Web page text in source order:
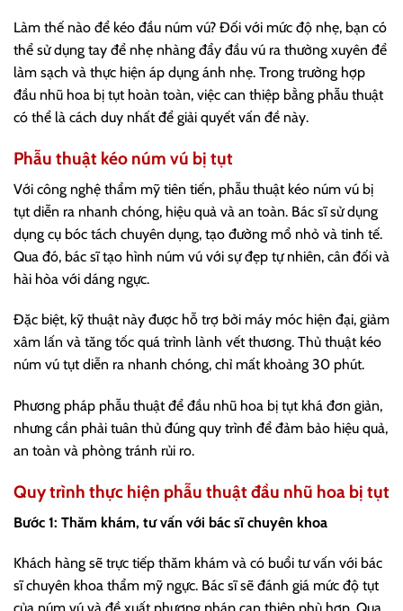
Làm thế nào để kéo đầu núm vú? Đối với mức độ nhẹ, bạn có
thể sử dụng tay để nhẹ nhàng đẩy đầu vú ra thường xuyên để
làm sạch và thực hiện áp dụng ánh nhẹ. Trong trường hợp
đầu nhũ hoa bị tụt hoàn toàn, việc can thiệp bằng phẫu thuật
có thể là cách duy nhất để giải quyết vấn đề này.
Phẫu thuật kéo núm vú bị tụt
Với công nghệ thẩm mỹ tiên tiến, phẫu thuật kéo núm vú bị
tụt diễn ra nhanh chóng, hiệu quả và an toàn. Bác sĩ sử dụng
dụng cụ bóc tách chuyên dụng, tạo đường mổ nhỏ và tinh tế.
Qua đó, bác sĩ tạo hình núm vú với sự đẹp tự nhiên, cân đối và
hài hòa với dáng ngực.
Đặc biệt, kỹ thuật này được hỗ trợ bởi máy móc hiện đại, giảm
xâm lấn và tăng tốc quá trình lành vết thương. Thủ thuật kéo
núm vú tụt diễn ra nhanh chóng, chỉ mất khoảng 30 phút.
Phương pháp phẫu thuật để đầu nhũ hoa bị tụt khá đơn giản,
nhưng cần phải tuân thủ đúng quy trình để đảm bảo hiệu quả,
an toàn và phòng tránh rủi ro.
Quy trình thực hiện phẫu thuật đầu nhũ hoa bị tụt
Bước 1: Thăm khám, tư vấn với bác sĩ chuyên khoa
Khách hàng sẽ trực tiếp thăm khám và có buổi tư vấn với bác
sĩ chuyên khoa thẩm mỹ ngực. Bác sĩ sẽ đánh giá mức độ tụt